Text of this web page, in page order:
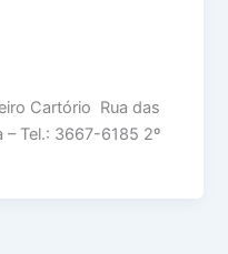
Cartório Rua das
– Tel.: 3667-6185 2º